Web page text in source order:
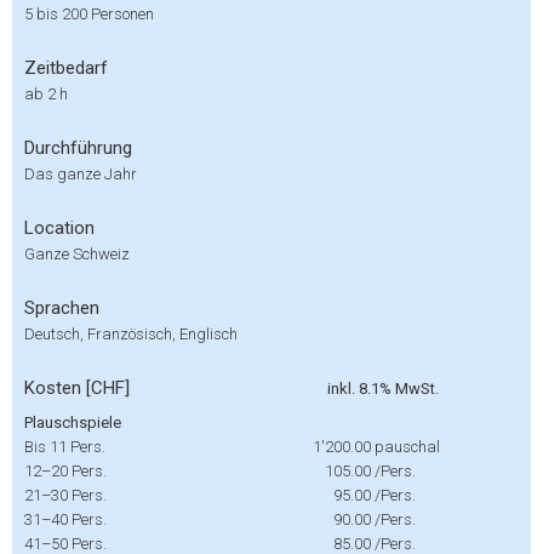
5 bis 200 Personen
Zeitbedarf
ab 2 h
Durchführung
Das ganze Jahr
Location
Ganze Schweiz
Sprachen
Deutsch, Französisch, Englisch
Kosten [CHF]
inkl. 8.1% MwSt.
Plauschspiele
Bis 11 Pers.
1'200.00 pauschal
12–20 Pers.
105.00 /Pers.
21–30 Pers.
95.00 /Pers.
31–40 Pers.
90.00 /Pers.
41–50 Pers.
85.00 /Pers.